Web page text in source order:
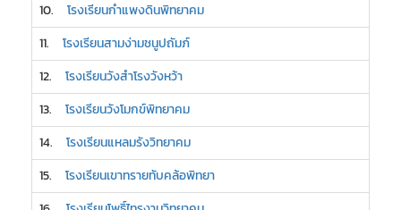
10. โรงเรียนกำแพงดินพิทยาคม
11. โรงเรียนสามง่ามชนูปถัมภ์
12. โรงเรียนวังสำโรงวังหว้า
13. โรงเรียนวังโมกข์พิทยาคม
14. โรงเรียนแหลมรังวิทยาคม
15. โรงเรียนเขาทรายทับคล้อพิทยา